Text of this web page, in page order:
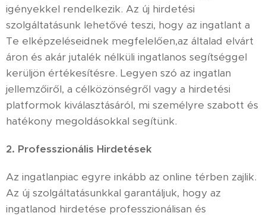
igényekkel rendelkezik. Az új hirdetési
szolgáltatásunk lehetővé teszi, hogy az ingatlant a
Te elképzeléseidnek megfelelően,az általad elvárt
áron és akár jutalék nélküli ingatlanos segítséggel
kerüljön értékesítésre. Legyen szó az ingatlan
jellemzőiről, a célközönségről vagy a hirdetési
platformok kiválasztásáról, mi személyre szabott és
hatékony megoldásokkal segítünk.
2. Professzionális Hirdetések
Az ingatlanpiac egyre inkább az online térben zajlik.
Az új szolgáltatásunkkal garantáljuk, hogy az
ingatlanod hirdetése professzionálisan és